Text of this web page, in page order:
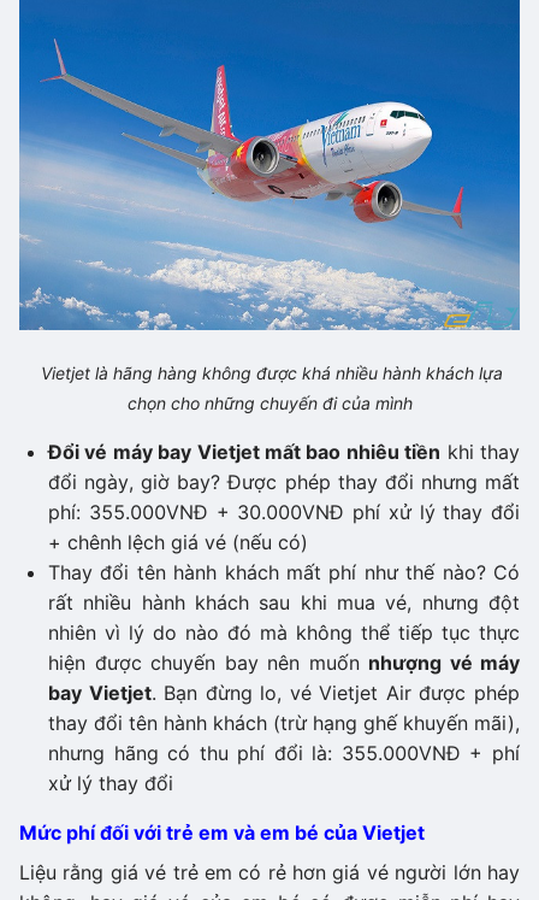
Vietjet là hãng hàng không được khá nhiều hành khách lựa
chọn cho những chuyến đi của mình
Đổi vé máy bay Vietjet mất bao nhiêu tiền khi thay
đổi ngày, giờ bay? Được phép thay đổi nhưng mất
phí: 355.000VNĐ + 30.000VNĐ phí xử lý thay đổi
+ chênh lệch giá vé (nếu có)
Thay đổi tên hành khách mất phí như thế nào? Có
rất nhiều hành khách sau khi mua vé, nhưng đột
nhiên vì lý do nào đó mà không thể tiếp tục thực
hiện được chuyến bay nên muốn nhượng vé máy
bay Vietjet. Bạn đừng lo, vé Vietjet Air được phép
thay đổi tên hành khách (trừ hạng ghế khuyến mãi),
nhưng hãng có thu phí đổi là: 355.000VNĐ + phí
xử lý thay đổi
Mức phí đối với trẻ em và em bé của Vietjet
Liệu rằng giá vé trẻ em có rẻ hơn giá vé người lớn hay